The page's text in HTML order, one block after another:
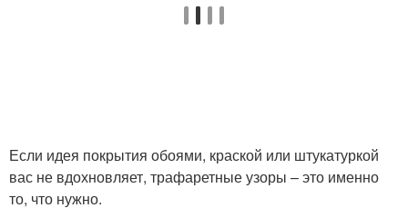
Если идея покрытия обоями, краской или штукатуркой
вас не вдохновляет, трафаретные узоры – это именно
то, что нужно.